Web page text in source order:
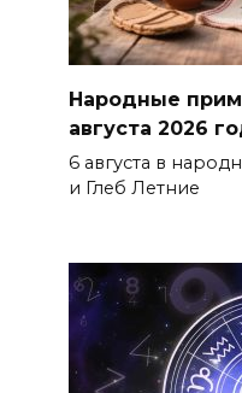
Народные
августа 2026
6 августа в
и Глеб Летние